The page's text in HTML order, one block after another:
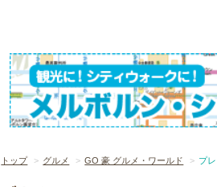
トップ グルメ GO 豪 グルメ・ワールド プ